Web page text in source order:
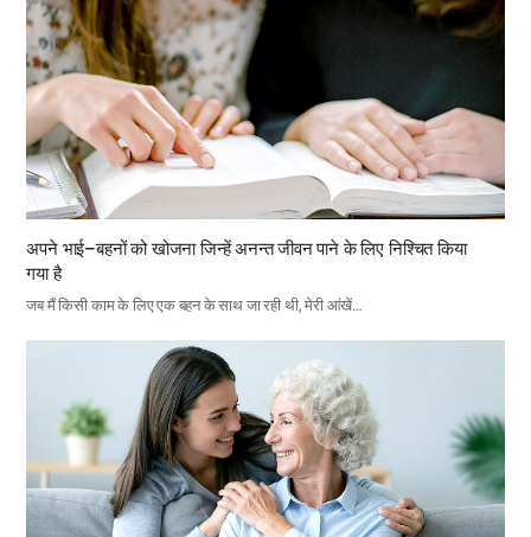
अपने भाई–बहनों को खोजना जिन्हें अनन्त जीवन पाने के लिए निश्चित किया
गया है
जब मैं किसी काम के लिए एक बहन के साथ जा रही थी, मेरी आंखें…